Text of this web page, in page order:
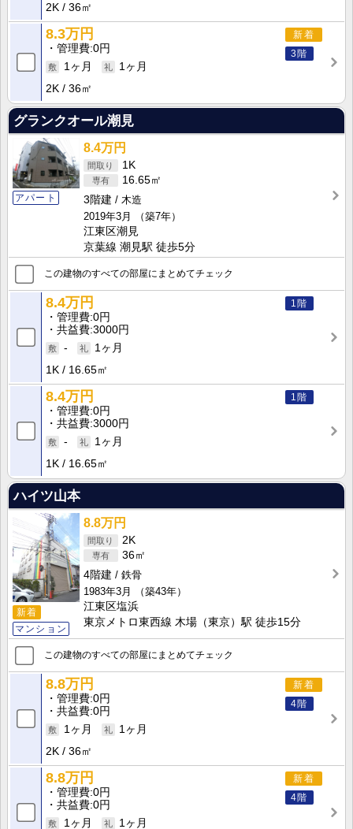
2K
36㎡
新着
3階
8.3万円
管理費 0円
1ヶ月
1ヶ月
2K
36㎡
グランクオール潮見
アパート
8.4万円
1K
16.65㎡
3階建
木造
2019年3月
（築7年）
江東区潮見
京葉線 潮見駅 徒歩5分
この建物のすべての部屋にまとめてチェック
1階
8.4万円
管理費 0円
共益費 3000円
-
1ヶ月
1K
16.65㎡
1階
8.4万円
管理費 0円
共益費 3000円
-
1ヶ月
1K
16.65㎡
ハイツ山本
新着
マンション
8.8万円
2K
36㎡
4階建
鉄骨
1983年3月
（築43年）
江東区塩浜
東京メトロ東西線 木場（東京）駅 徒歩15分
この建物のすべての部屋にまとめてチェック
新着
4階
8.8万円
管理費 0円
共益費 0円
1ヶ月
1ヶ月
2K
36㎡
新着
4階
8.8万円
管理費 0円
共益費 0円
1ヶ月
1ヶ月